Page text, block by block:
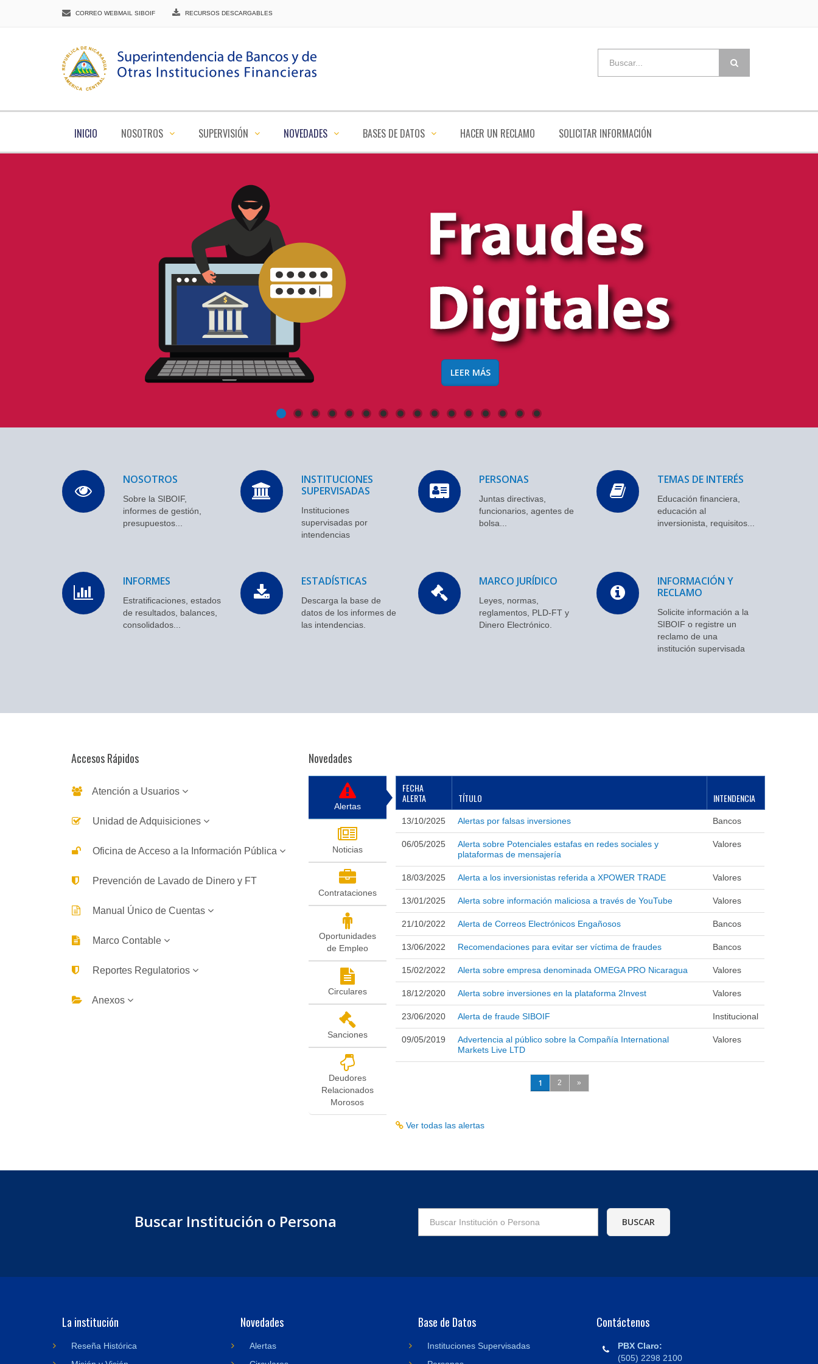
CORREO WEBMAIL SIBOIF RECURSOS DESCARGABLES
INICIO NOSOTROS SUPERVISIÓN NOVEDADES BASES DE DATOS HACER UN RECLAMO SOLICITAR INFORMACIÓN
LEER MÁS
NOSOTROS
Sobre la SIBOIF,
informes de gestión,
presupuestos...
INSTITUCIONES
SUPERVISADAS
Instituciones
supervisadas por
intendencias
PERSONAS
Juntas directivas,
funcionarios, agentes de
bolsa...
TEMAS DE INTERÉS
Educación financiera,
educación al
inversionista, requisitos...
INFORMES
Estratificaciones, estados
de resultados, balances,
consolidados...
ESTADÍSTICAS
Descarga la base de
datos de los informes de
las intendencias.
MARCO JURÍDICO
Leyes, normas,
reglamentos, PLD-FT y
Dinero Electrónico.
INFORMACIÓN Y
RECLAMO
Solicite información a la
SIBOIF o registre un
reclamo de una
institución supervisada
Accesos Rápidos
Atención a Usuarios
Unidad de Adquisiciones
Oficina de Acceso a la Información Pública
Prevención de Lavado de Dinero y FT
Manual Único de Cuentas
Marco Contable
Reportes Regulatorios
Anexos
Novedades
Alertas
Noticias
Contrataciones
Oportunidades
de Empleo
Circulares
Sanciones
Deudores
Relacionados
Morosos
FECHA
ALERTA
TÍTULO INTENDENCIA
13/10/2025 Alertas por falsas inversiones Bancos
06/05/2025
Alerta sobre Potenciales estafas en redes sociales y
plataformas de mensajería
Valores
18/03/2025 Alerta a los inversionistas referida a XPOWER TRADE Valores
13/01/2025 Alerta sobre información maliciosa a través de YouTube Valores
21/10/2022 Alerta de Correos Electrónicos Engañosos Bancos
13/06/2022 Recomendaciones para evitar ser víctima de fraudes Bancos
15/02/2022 Alerta sobre empresa denominada OMEGA PRO Nicaragua Valores
18/12/2020 Alerta sobre inversiones en la plataforma 2Invest Valores
23/06/2020 Alerta de fraude SIBOIF Institucional
09/05/2019
Advertencia al público sobre la Compañía International
Markets Live LTD
Valores
1 2 »
Ver todas las alertas
Buscar Institución o Persona
La institución
Reseña Histórica
Novedades
Alertas
Base de Datos
Instituciones Supervisadas
Contáctenos
PBX Claro:
(505) 2298 2100